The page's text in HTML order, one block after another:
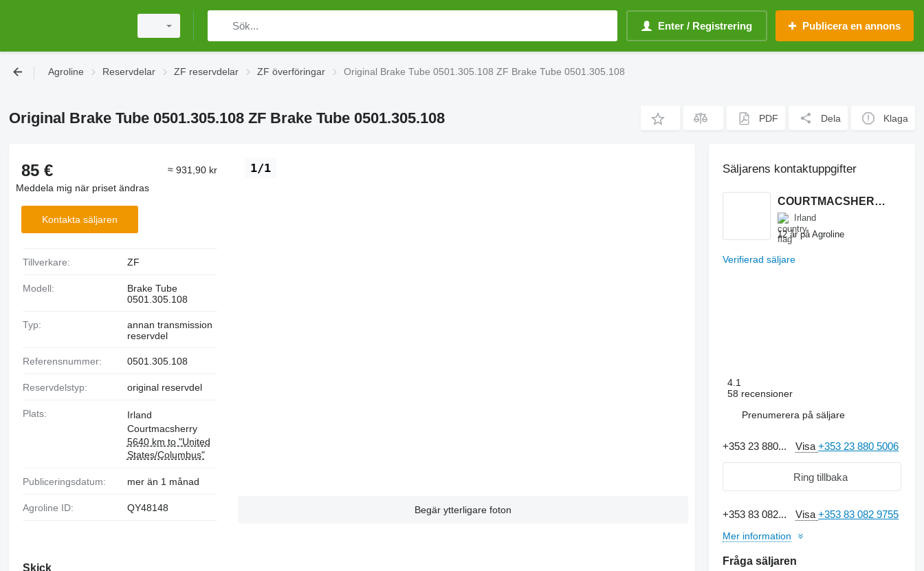
Enter / Registrering Publicera en annons
Agroline Reservdelar ZF reservdelar ZF överföringar Original Brake Tube 0501.305.108 ZF Brake Tube 0501.305.108
Original Brake Tube 0501.305.108 ZF Brake Tube 0501.305.108 PDF Dela Klaga
1/1
Begär ytterligare foton
85 €
≈ 931,90 kr
Meddela mig när priset ändras
Kontakta säljaren
Tillverkare: ZF
Modell:
Brake Tube
0501.305.108
Typ:
annan transmission
reservdel
Referensnummer: 0501.305.108
Reservdelstyp: original reservdel
Plats:
Irland
Courtmacsherry
5640 km to "United
States/Columbus"
Publiceringsdatum: mer än 1 månad
Agroline ID: QY48148
Skick
Säljarens kontaktuppgifter
COURTMACSHERRY MACHINERY LTD
Irland
12 år på Agroline
Verifierad säljare
4.1
58 recensioner
Prenumerera på säljare
+353 23 880... Visa+353 23 880 5006
Ring tillbaka
+353 83 082... Visa+353 83 082 9755
Mer information
Fråga säljaren